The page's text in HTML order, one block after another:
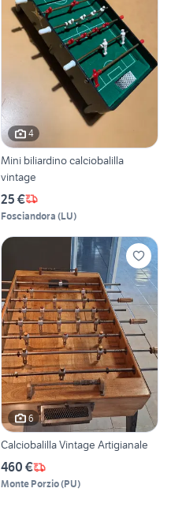
4
Mini biliardino calciobalilla
vintage
25 €
Fosciandora (LU)
6
Calciobalilla Vintage Artigianale
460 €
Monte Porzio(PU)